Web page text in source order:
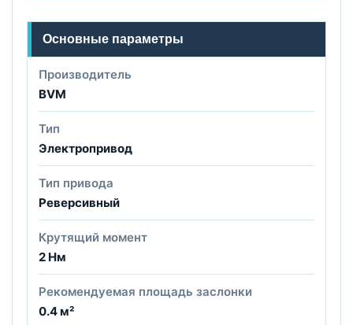
Основные параметры
Производитель
BVM
Тип
Электропривод
Тип привода
Реверсивный
Крутящий момент
2 Нм
Рекомендуемая площадь заслонки
0.4 м²